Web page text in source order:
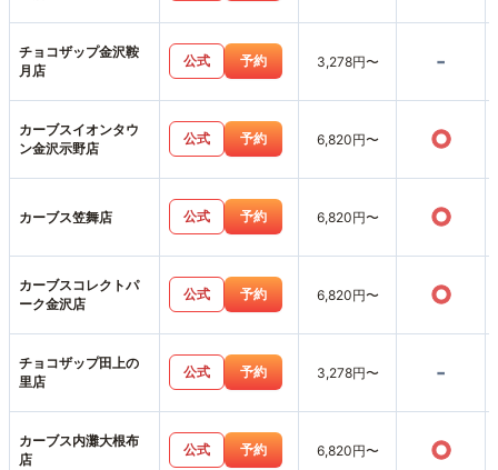
チョコザップ金沢鞍
月店
公式 予約 3,278円〜 -
カーブスイオンタウ
ン金沢示野店
公式 予約 6,820円〜 ○
カーブス笠舞店 公式 予約 6,820円〜 ○
カーブスコレクトパ
ーク金沢店
公式 予約 6,820円〜 ○
チョコザップ田上の
里店
公式 予約 3,278円〜 -
カーブス内灘大根布
店
公式 予約 6,820円〜 ○